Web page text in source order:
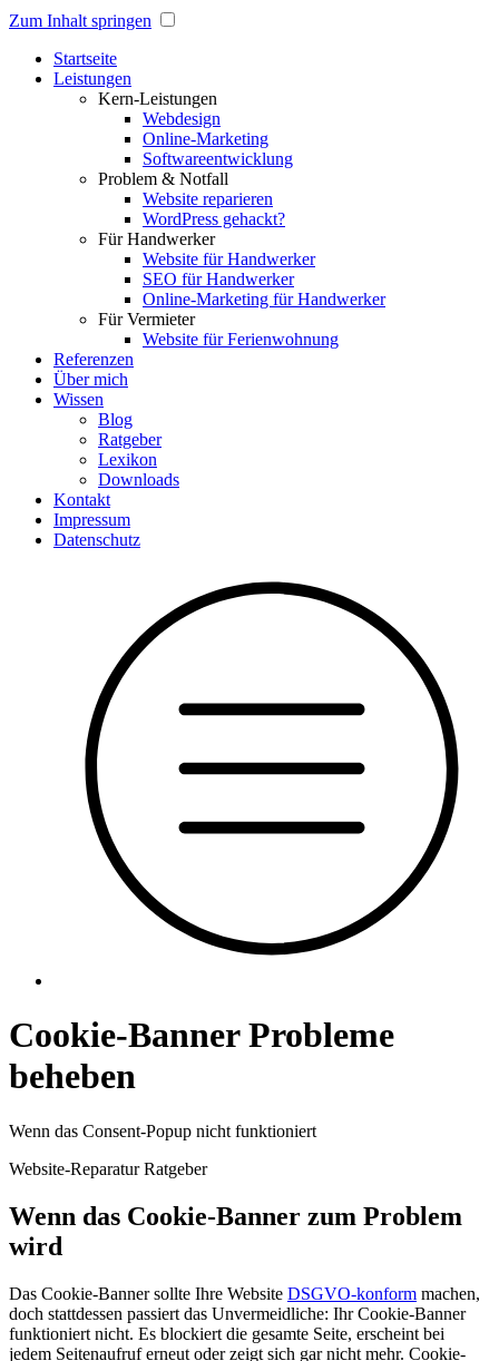
Zum Inhalt springen
Startseite
Leistungen
Kern-Leistungen
Webdesign
Online-Marketing
Softwareentwicklung
Problem & Notfall
Website reparieren
WordPress gehackt?
Für Handwerker
Website für Handwerker
SEO für Handwerker
Online-Marketing für Handwerker
Für Vermieter
Website für Ferienwohnung
Referenzen
Über mich
Wissen
Blog
Ratgeber
Lexikon
Downloads
Kontakt
Impressum
Datenschutz
Cookie-Banner Probleme
beheben
Wenn das Consent-Popup nicht funktioniert
Website-Reparatur Ratgeber
Wenn das Cookie-Banner zum Problem
wird
Das Cookie-Banner sollte Ihre Website DSGVO-konform machen,
doch stattdessen passiert das Unvermeidliche: Ihr Cookie-Banner
funktioniert nicht. Es blockiert die gesamte Seite, erscheint bei
jedem Seitenaufruf erneut oder zeigt sich gar nicht mehr. Cookie-